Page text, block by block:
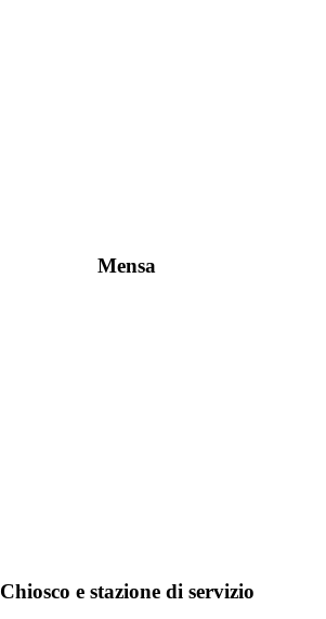
Mensa
Chiosco e stazione di servizio